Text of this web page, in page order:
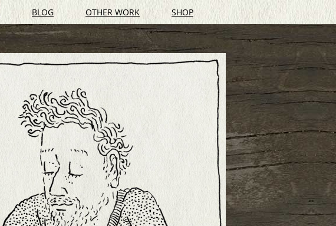
BLOG OTHER WORK SHOP